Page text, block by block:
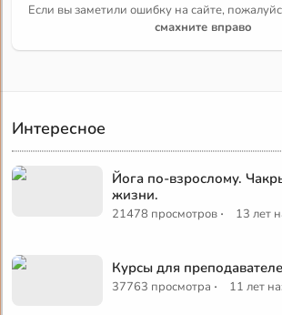
Если вы заметили ошибку на сайте,
смахните вправо
Интересное
Йога по-взрослому.
жизни.
21478 просмотров · 13 лет
Курсы для
37763 просмотра · 11 лет